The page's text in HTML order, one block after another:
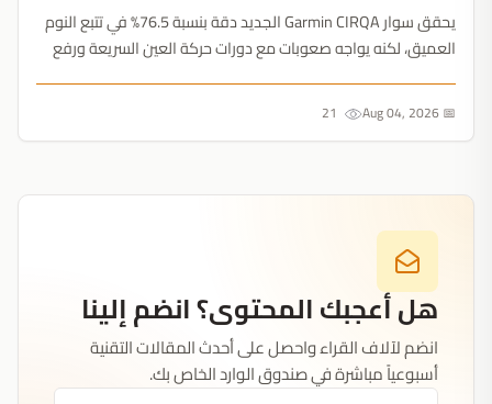
يحقق سوار Garmin CIRQA الجديد دقة بنسبة 76.5% في تتبع النوم
العميق، لكنه يواجه صعوبات مع دورات حركة العين السريعة ورفع
📅 Aug 04, 2026
هل أعجبك المحتوى؟ انضم إلينا
انضم لآلاف القراء واحصل على أحدث المقالات التقنية
أسبوعياً مباشرة في صندوق الوارد الخاص بك.